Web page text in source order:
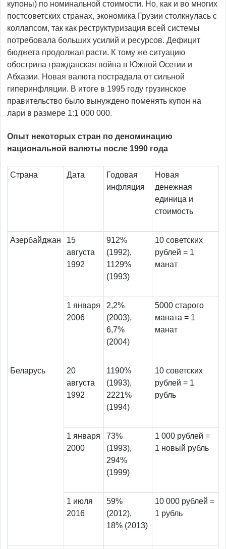
купоны) по номинальной стоимости. Но, как и во многих
постсоветских странах, экономика Грузии столкнулась с
коллапсом, так как реструктуризация всей системы
потребовала больших усилий и ресурсов. Дефицит
бюджета продолжал расти. К тому же ситуацию
обострила гражданская война в Южной Осетии и
Абхазии. Новая валюта пострадала от сильной
гиперинфляции. В итоге в 1995 году грузинское
правительство было вынуждено поменять купон на
лари в размере 1:1 000 000.
Опыт некоторых стран по деноминацию
национальной валюты после 1990 года
Страна Дата
Годовая
инфляция
Новая
денежная
единица и
стоимость
Азербайджан
15
августа
1992
912%
(1992),
1129%
(1993)
10 советских
рублей = 1
манат
1 января
2006
2,2%
(2003),
6,7%
(2004)
5000 старого
маната = 1
манат
Беларусь
20
августа
1992
1190%
(1993),
2221%
(1994)
10 советских
рублей = 1
рубль
1 января
2000
73%
(1993),
294%
(1999)
1 000 рублей =
1 новый рубль
1 июля
2016
59%
(2012),
18% (2013)
10 000 рублей =
1 рубль